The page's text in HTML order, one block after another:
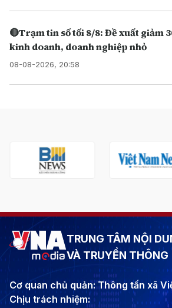
🔴Trạm tin số tối 8/8: Đề xuất giảm
kinh doanh, doanh nghiệp nhỏ
08-08-2026, 20:58
TRUNG TÂM NỘI
VÀ TRUYỀN THÔNG
Cơ quan chủ quản: Thông tấn xã
Chịu trách nhiệm: